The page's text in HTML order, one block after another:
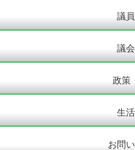
議
議
政策
生
お問